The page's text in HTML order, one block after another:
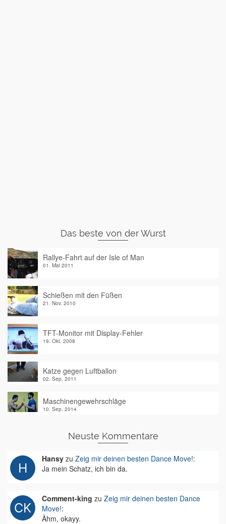
Das beste von der Wurst
Rallye-Fahrt auf der Isle of Man
01. Mai 2011
Schießen mit den Füßen
21. Nov. 2010
TFT-Monitor mit Display-Fehler
19. Okt. 2008
Katze gegen Luftballon
02. Sep. 2011
Maschinengewehrschläge
10. Sep. 2014
Neuste Kommentare
Hansy zu Zeig mir deinen besten Dance Move!:
Ja mein Schatz, ich bin da.
Comment-king zu Zeig mir deinen besten Dance
Move!:
Ähm, okayy.